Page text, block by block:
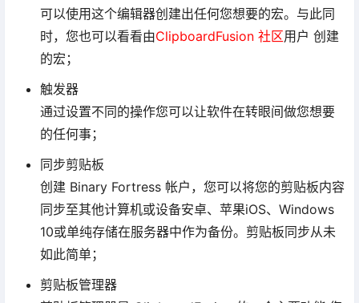
可以使用这个编辑器创建出任何您想要的宏。与此同
时，您也可以看看由ClipboardFusion 社区用户 创建
的宏；
触发器
通过设置不同的操作您可以让软件在转眼间做您想要
的任何事；
同步剪贴板
创建 Binary Fortress 帐户，您可以将您的剪贴板内容
同步至其他计算机或设备安卓、苹果iOS、Windows
10或单纯存储在服务器中作为备份。剪贴板同步从未
如此简单；
剪贴板管理器